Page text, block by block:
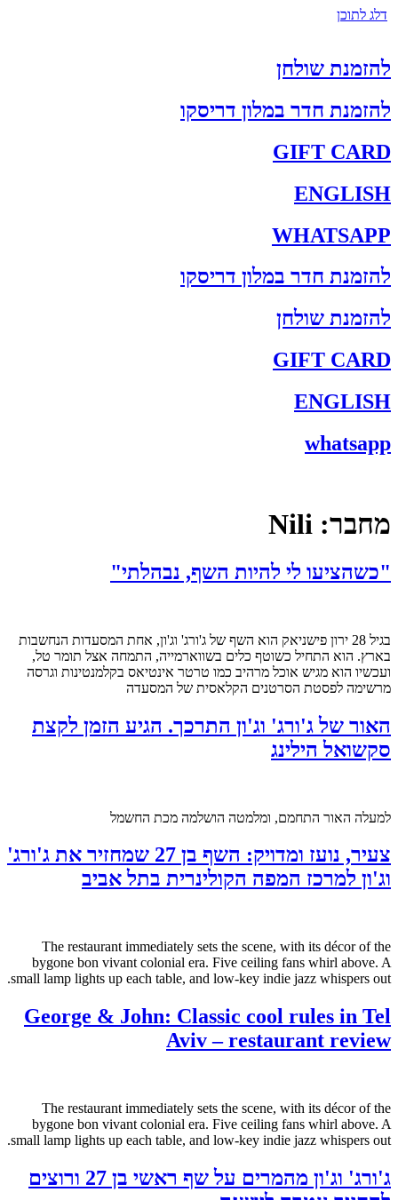
דלג לתוכן
להזמנת שולחן
להזמנת חדר במלון דריסקו
GIFT CARD
ENGLISH
WHATSAPP
להזמנת חדר במלון דריסקו
להזמנת שולחן
GIFT CARD
ENGLISH
whatsapp
מחבר: Nili
"כשהציעו לי להיות השף, נבהלתי"
בגיל 28 ירון פישניאק הוא השף של ג'ורג' וג'ון, אחת המסעדות הנחשבות
בארץ. הוא התחיל כשוטף כלים בשווארמייה, התמחה אצל תומר טל,
ועכשיו הוא מגיש אוכל מרהיב כמו טרטר אינטיאס בקלמנטינות וגרסה
מרשימה לפסטת הסרטנים הקלאסית של המסעדה
האור של ג'ורג' וג'ון התרכך. הגיע הזמן לקצת
סקשואל הילינג
למעלה האור התחמם, ומלמטה הושלמה מכת החשמל
צעיר, נועז ומדויק: השף בן 27 שמחזיר את ג'ורג'
וג'ון למרכז המפה הקולינרית בתל אביב
The restaurant immediately sets the scene, with its décor of the
bygone bon vivant colonial era. Five ceiling fans whirl above. A
small lamp lights up each table, and low-key indie jazz whispers out.
George & John: Classic cool rules in Tel
Aviv – restaurant review
The restaurant immediately sets the scene, with its décor of the
bygone bon vivant colonial era. Five ceiling fans whirl above. A
small lamp lights up each table, and low-key indie jazz whispers out.
ג'ורג' וג'ון מהמרים על שף ראשי בן 27 ורוצים